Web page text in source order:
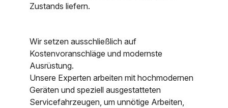
Zustands liefern.
Wir setzen ausschließlich auf
Kostenvoranschläge und modernste
Ausrüstung.
Unsere Experten arbeiten mit hochmodernen
Geräten und speziell ausgestatteten
Servicefahrzeugen, um unnötige Arbeiten,